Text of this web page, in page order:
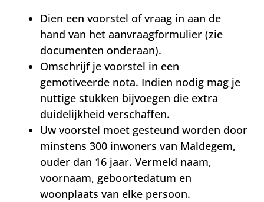
Dien een voorstel of vraag in aan de
hand van het aanvraagformulier (zie
documenten onderaan).
Omschrijf je voorstel in een
gemotiveerde nota. Indien nodig mag je
nuttige stukken bijvoegen die extra
duidelijkheid verschaffen.
Uw voorstel moet gesteund worden door
minstens 300 inwoners van Maldegem,
ouder dan 16 jaar. Vermeld naam,
voornaam, geboortedatum en
woonplaats van elke persoon.